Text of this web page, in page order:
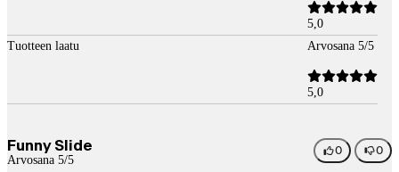
5,0
Tuotteen laatu
Arvosana 5/5
5,0
Funny Slide
Arvosana 5/5
0 0